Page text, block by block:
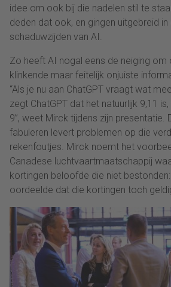
idee om ook bij die nadelen stil te
deden dat ook, en gingen uitgebreid in
schaduwzijden van AI.
Zo heeft AI nogal eens de neiging om
klinkende maar feitelijk onjuiste
“Als je nu aan ChatGPT vraagt wat
zegt ChatGPT dat het natuurlijk 9,11
9”, weet Mirck tijdens zijn presentatie.
fabuleren levert problemen op die
rekenfoutjes. Mirck noemt het
Canadese luchtvaartmaatschappij
kortingen beloofde die niet
oordeelde dat die kortingen toch